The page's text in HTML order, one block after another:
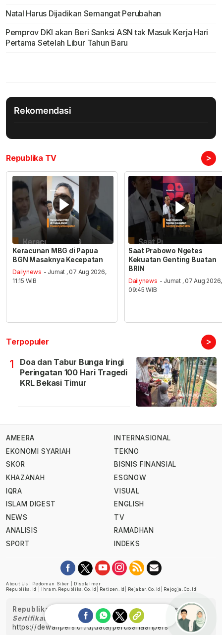
Natal Harus Dijadikan Semangat Perubahan
Pemprov DKI akan Beri Sanksi ASN tak Masuk Kerja Hari
Pertama Setelah Libur Tahun Baru
Rekomendasi
Republika TV >
Keracunan MBG di Papua
BGN Masaknya Kecepatan
Dailynews - Jumat , 07 Aug 2026,
11:15 WIB
Saat Prabowo Ngetes
Kekuatan Genting Buatan
BRIN
Dailynews - Jumat , 07 Aug 2026,
09:45 WIB
Terpopuler >
1
Doa dan Tabur Bunga Iringi
Peringatan 100 Hari Tragedi
KRL Bekasi Timur
AMEERA
EKONOMI SYARIAH
SKOR
KHAZANAH
IQRA
ISLAM DIGEST
NEWS
ANALISIS
SPORT
INTERNASIONAL
TEKNO
BISNIS FINANSIAL
ESGNOW
VISUAL
ENGLISH
TV
RAMADHAN
INDEKS
About Us Pedoman Siber
Disclaimer
Republika.id
Ihram.republika.co.id Retizen.id Rejabar.co.id Rejogja.co.id
Republika telah diverifikasi oleh Dewan Pers
Sertifikat Nomor 1058/DP-Verifikasi/K/XII/2022
https://dewanpers.or.id/data/perusahaanpers